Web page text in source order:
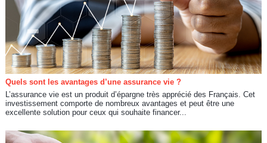
Quels sont les avantages d’une assurance vie ?
L’assurance vie est un produit d’épargne très apprécié des Français. Cet
investissement comporte de nombreux avantages et peut être une
excellente solution pour ceux qui souhaite financer...